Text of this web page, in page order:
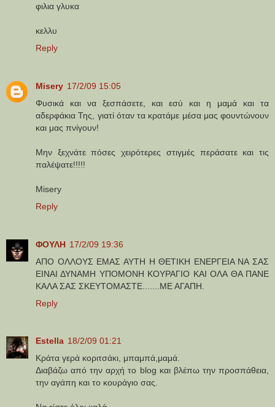
φιλια γλυκα
κελλυ
Reply
Misery 17/2/09 15:05
Φυσικά και να ξεσπάσετε, και εσύ και η μαμά και τα
αδερφάκια Της, γιατί όταν τα κρατάμε μέσα μας φουντώνουν
και μας πνίγουν!
Μην ξεχνάτε πόσες χειρότερες στιγμές περάσατε και τις
παλέψατε!!!!!
Misery
Reply
ΦΟΥΛΗ 17/2/09 19:36
AΠΟ ΟΛΛΟΥΣ ΕΜΑΣ ΑΥΤΗ Η ΘΕΤΙΚΗ ΕΝΕΡΓΕΙΑ ΝΑ ΣΑΣ
ΕΙΝΑΙ ΔΥΝΑΜΗ ΥΠΟΜΟΝΗ ΚΟΥΡΑΓΙΟ ΚΑΙ ΟΛΑ ΘΑ ΠΑΝΕ
ΚΑΛΑ ΣΑΣ ΣΚΕΥΤΟΜΑΣΤΕ.......ΜΕ ΑΓΑΠΗ.
Reply
Estella 18/2/09 01:21
Κράτα γερά κοριτσάκι, μπαμπά,μαμά.
Διαβάζω από την αρχή το blog και βλέπω την προσπάθεια,
την αγάπη και το κουράγιο σας.